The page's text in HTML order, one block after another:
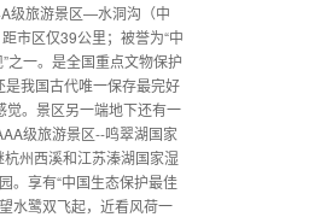
级旅游景区—水洞沟（中
市区仅39公里；被誉为“中
之一。是全国重点文物保护
我国古代唯一保存最完好
。景区另一端地下还有一
级旅游景区--鸣翠湖国家
州西溪和江苏溱湖国家湿
。享有“中国生态保护最佳
水鹭双飞起，近看风荷一